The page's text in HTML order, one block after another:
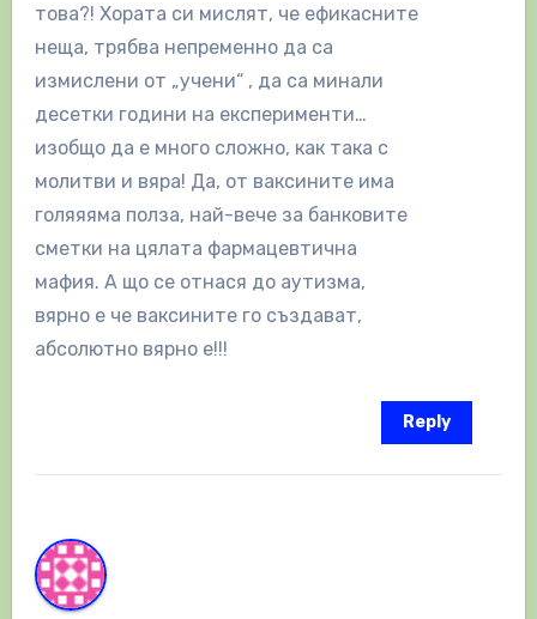
това?! Хората си мислят, че ефикасните
неща, трябва непременно да са
измислени от „учени“ , да са минали
десетки години на експерименти…
изобщо да е много сложно, как така с
молитви и вяра! Да, от ваксините има
голяяяма полза, най-вече за банковите
сметки на цялата фармацевтична
мафия. А що се отнася до аутизма,
вярно е че ваксините го създават,
абсолютно вярно е!!!
Reply